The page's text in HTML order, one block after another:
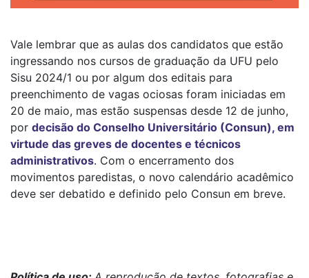
Vale lembrar que as aulas dos candidatos que estão
ingressando nos cursos de graduação da UFU pelo
Sisu 2024/1 ou por algum dos editais para
preenchimento de vagas ociosas foram iniciadas em
20 de maio, mas estão suspensas desde 12 de junho,
por decisão do Conselho Universitário (Consun), em
virtude das greves de docentes e técnicos
administrativos. Com o encerramento dos
movimentos paredistas, o novo calendário acadêmico
deve ser debatido e definido pelo Consun em breve.